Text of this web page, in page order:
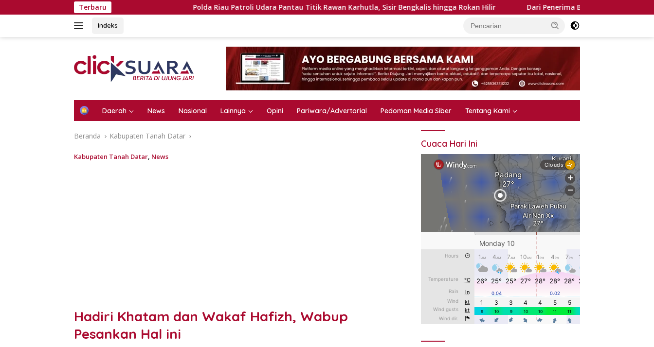
ke
Terbaru Polda Riau Patroli Udara Pantau Titik Rawan Karhutla, Sisir Bengkalis hingga Rokan Hilir Dari Penerima Bansos Jadi Petani Ekspor, 220 KPM
Indeks
H
e
Daerah News Nasional Lainnya Opini Pariwara/Advertorial Pedoman Media Siber Tentang Kami
Beranda Kabupaten Tanah Datar
Kabupaten Tanah Datar, News
Hadiri Khatam dan Wakaf Hafizh, Wabup
Pesankan Hal ini
Cuaca Hari Ini